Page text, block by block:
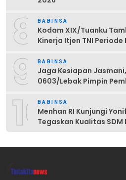
8 BABINSA
Kodam XIX/Tuanku
Kinerja Itjen TNI Periode
9 BABINSA
Jaga Kesiapan
0603/Lebak Pimpin
10BABINSA
Menhan RI Kunjungi
Tegaskan Kualitas SDM